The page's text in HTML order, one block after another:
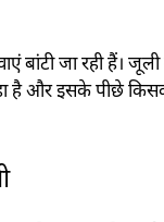
बांटी जा रही हैं।
है और इसके पीछे